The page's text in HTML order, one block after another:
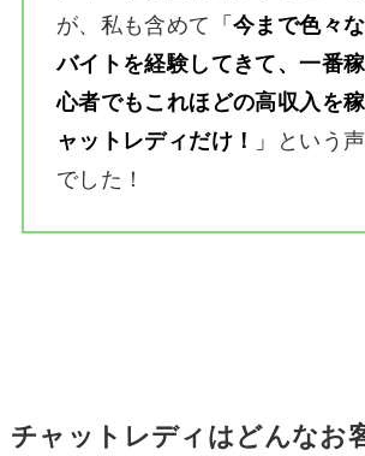
が、私も含めて
「今まで色々
バイトを経験してきて、一番
心者でもこれほどの高収入を
ャットレディだけ！
」
という
でした！
チャットレディはどんなお